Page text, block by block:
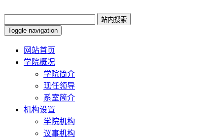
Toggle navigation
网站首页
学院概况
学院简介
现任领导
系室简介
机构设置
学院机构
议事机构